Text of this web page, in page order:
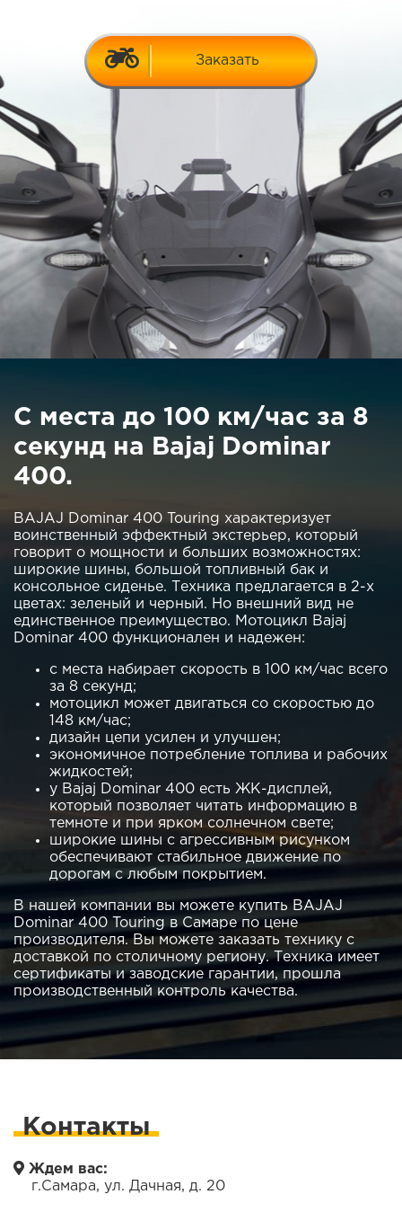
Заказать
С места до 100 км/час за 8
секунд на Bajaj Dominar
400.
BAJAJ Dominar 400 Touring характеризует
воинственный эффектный экстерьер, который
говорит о мощности и больших возможностях:
широкие шины, большой топливный бак и
консольное сиденье. Техника предлагается в 2-х
цветах: зеленый и черный. Но внешний вид не
единственное преимущество. Мотоцикл Bajaj
Dominar 400 функционален и надежен:
с места набирает скорость в 100 км/час всего
за 8 секунд;
мотоцикл может двигаться со скоростью до
148 км/час;
дизайн цепи усилен и улучшен;
экономичное потребление топлива и рабочих
жидкостей;
у Bajaj Dominar 400 есть ЖК-дисплей,
который позволяет читать информацию в
темноте и при ярком солнечном свете;
широкие шины с агрессивным рисунком
обеспечивают стабильное движение по
дорогам с любым покрытием.
В нашей компании вы можете купить BAJAJ
Dominar 400 Touring в Самаре по цене
производителя. Вы можете заказать технику с
доставкой по столичному региону. Техника имеет
сертификаты и заводские гарантии, прошла
производственный контроль качества.
Контакты
Ждем вас:
г.Самара, ул. Дачная, д. 20